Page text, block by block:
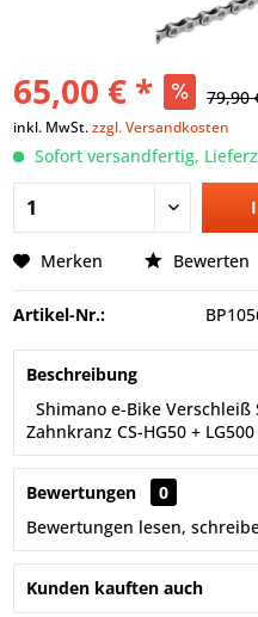
65,00 € * 79,90
inkl. MwSt.zzgl. Versandkosten
Sofort versandfertig,
Merken Bewerten
Artikel-Nr.:
Beschreibung
Shimano e-Bike Verschleiß
Zahnkranz CS-HG50 +
Bewertungen
0
Bewertungen lesen,
Kunden kauften auch